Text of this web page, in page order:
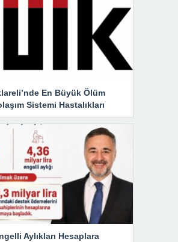
En Büyük Ölüm
Sistemi Hastalıkları
Aylıkları Hesaplara